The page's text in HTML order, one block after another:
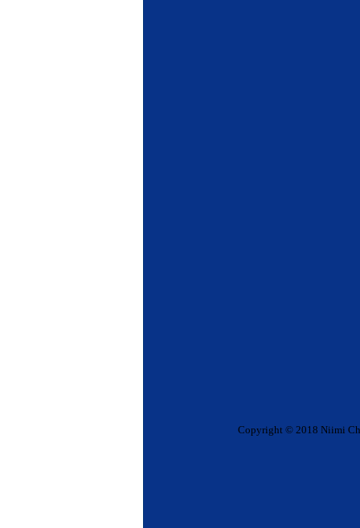
Copyright © 2018 Niimi